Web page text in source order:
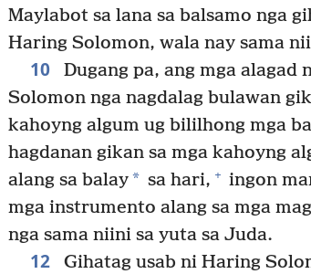
Maylabot sa lana sa balsamo nga
Haring Solomon, wala nay sama
10
Dugang pa, ang mga alagad
Solomon nga nagdalag bulawan
kahoyng algum ug bililhong mga
hagdanan gikan sa mga kahoyng
alang sa balay* sa hari, + ingon
mga instrumento alang sa mga
nga sama niini sa yuta sa Juda.
12
Gihatag usab ni Haring